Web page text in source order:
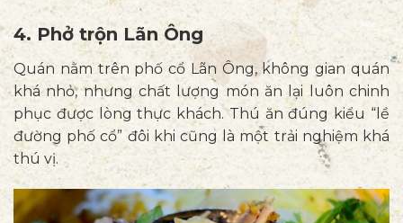
4. Phở trộn Lãn Ông
Quán nằm trên phố cổ Lãn Ông, không gian quán
khá nhỏ, nhưng chất lượng món ăn lại luôn chinh
phục được lòng thực khách. Thú ăn đúng kiểu “lề
đường phố cổ” đôi khi cũng là một trải nghiệm khá
thú vị.